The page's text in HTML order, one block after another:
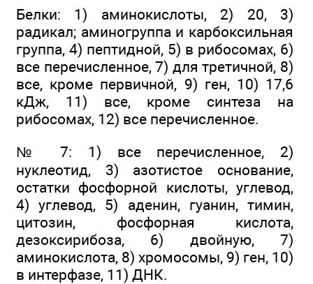
Белки: 1) аминокислоты, 2) 20, 3)
радикал; аминогруппа и карбоксильная
группа, 4) пептидной, 5) в рибосомах, 6)
все перечисленное, 7) для третичной, 8)
все, кроме первичной, 9) ген, 10) 17,6
кДж, 11) все, кроме синтеза на
рибосомах, 12) все перечисленное.
№ 7: 1) все перечисленное, 2)
нуклеотид, 3) азотистое основание,
остатки фосфорной кислоты, углевод,
4) углевод, 5) аденин, гуанин, тимин,
цитозин, фосфорная кислота,
дезоксирибоза, 6) двойную, 7)
аминокислота, 8) хромосомы, 9) ген, 10)
в интерфазе, 11) ДНК.